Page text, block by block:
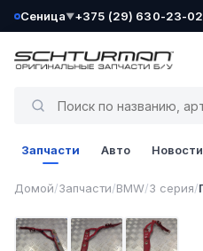
Сеница▼
Ваш склад определён как:
+375 (29) 630-23-02
Запчасти Авто Новости
Домой/Запчасти/BMW/3 серия/